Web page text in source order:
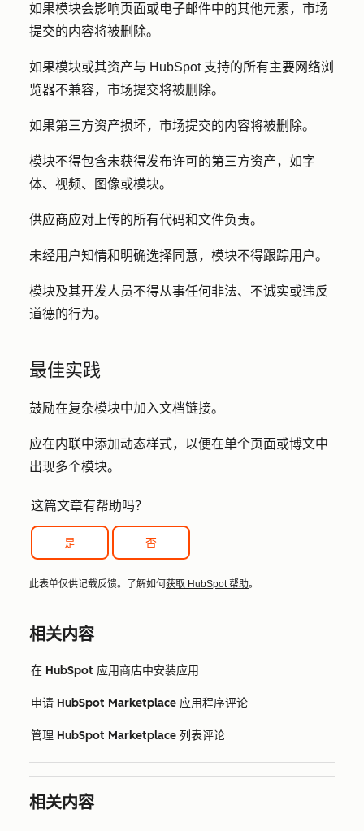
如果模块会影响页面或电子邮件中的其他元素，市场
提交的内容将被删除。
如果模块或其资产与 HubSpot 支持的所有主要网络浏
览器不兼容，市场提交将被删除。
如果第三方资产损坏，市场提交的内容将被删除。
模块不得包含未获得发布许可的第三方资产，如字
体、视频、图像或模块。
供应商应对上传的所有代码和文件负责。
未经用户知情和明确选择同意，模块不得跟踪用户。
模块及其开发人员不得从事任何非法、不诚实或违反
道德的行为。
最佳实践
鼓励在复杂模块中加入文档链接。
应在内联中添加动态样式，以便在单个页面或博文中
出现多个模块。
这篇文章有帮助吗？
是 否
此表单仅供记载反馈。了解如何 获取 HubSpot 帮助。
相关内容
在 HubSpot 应用商店中安装应用
申请 HubSpot Marketplace 应用程序评论
管理 HubSpot Marketplace 列表评论
相关内容